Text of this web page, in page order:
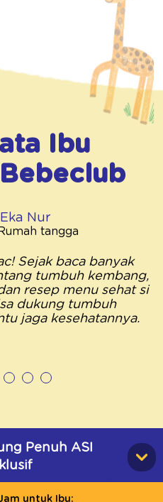
Ibu
Bebeclub
Nur
tangga
Sejak baca banyak
tumbuh kembang,
resep menu sehat si
dukung tumbuh
jaga kesehatannya.
Penuh ASI
untuk Ibu: